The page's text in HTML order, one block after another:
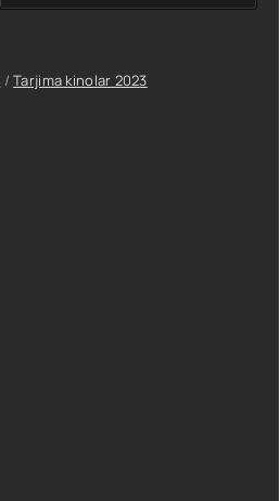
/Tarjima kinolar 2023